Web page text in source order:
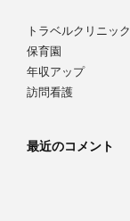
トラベルクリニック
保育園
年収アップ
訪問看護
最近のコメント